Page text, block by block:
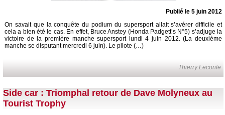
Publié le 5 juin 2012
On savait que la conquête du podium du supersport allait s’avérer difficile et
cela a bien été le cas. En effet, Bruce Anstey (Honda Padgett’s N°5) s’adjuge la
victoire de la première manche supersport lundi 4 juin 2012. (La deuxième
manche se disputant mercredi 6 juin). Le pilote (…)
Thierry Leconte
Side car : Triomphal retour de Dave Molyneux au
Tourist Trophy